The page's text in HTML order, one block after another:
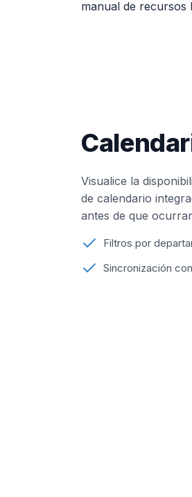
manual de recursos
Visualice la
de calendario
antes de que
Filtros por
Sincronización